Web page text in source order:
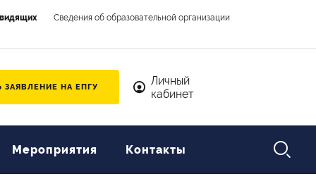
Сведения об образовательной организации
ЗАЯВЛЕНИЕ НА ЕПГУ
Личный
кабинет
Мероприятия Контакты 